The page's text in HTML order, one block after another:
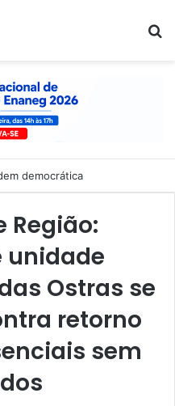
democrática
Região:
unidade
Ostras se
retorno
sem